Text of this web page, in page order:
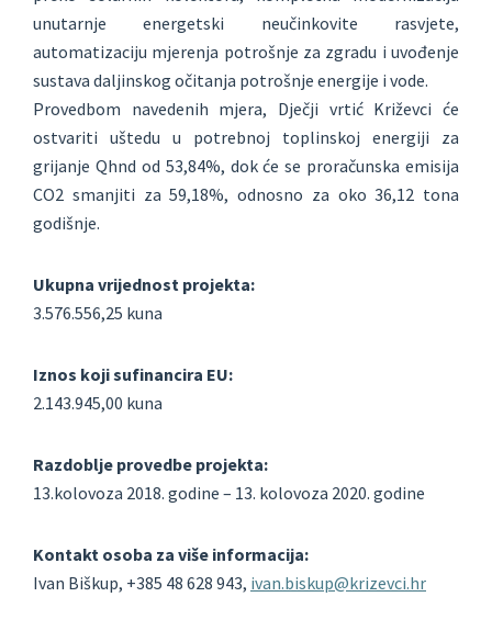
unutarnje energetski neučinkovite rasvjete,
automatizaciju mjerenja potrošnje za zgradu i uvođenje
sustava daljinskog očitanja potrošnje energije i vode.
Provedbom navedenih mjera, Dječji vrtić Križevci će
ostvariti uštedu u potrebnoj toplinskoj energiji za
grijanje Qhnd od 53,84%, dok će se proračunska emisija
CO2 smanjiti za 59,18%, odnosno za oko 36,12 tona
godišnje.
Ukupna vrijednost projekta:
3.576.556,25 kuna
Iznos koji sufinancira EU:
2.143.945,00 kuna
Razdoblje provedbe projekta:
13.kolovoza 2018. godine – 13. kolovoza 2020. godine
Kontakt osoba za više informacija:
Ivan Biškup, +385 48 628 943, ivan.biskup@krizevci.hr